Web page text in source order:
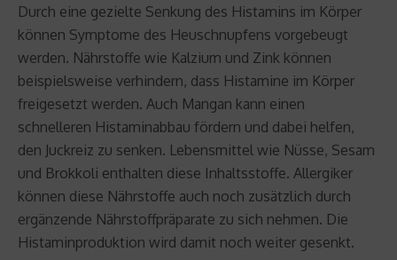
Durch eine gezielte Senkung des Histamins im Körper
können Symptome des Heuschnupfens vorgebeugt
werden. Nährstoffe wie Kalzium und Zink können
beispielsweise verhindern, dass Histamine im Körper
freigesetzt werden. Auch Mangan kann einen
schnelleren Histaminabbau fördern und dabei helfen,
den Juckreiz zu senken. Lebensmittel wie Nüsse, Sesam
und Brokkoli enthalten diese Inhaltsstoffe. Allergiker
können diese Nährstoffe auch noch zusätzlich durch
ergänzende Nährstoffpräparate zu sich nehmen. Die
Histaminproduktion wird damit noch weiter gesenkt.